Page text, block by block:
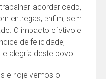
acordar cedo,
entregas, enfim, sem
O impacto efetivo e
de felicidade,
alegria deste povo.
e hoje vemos o